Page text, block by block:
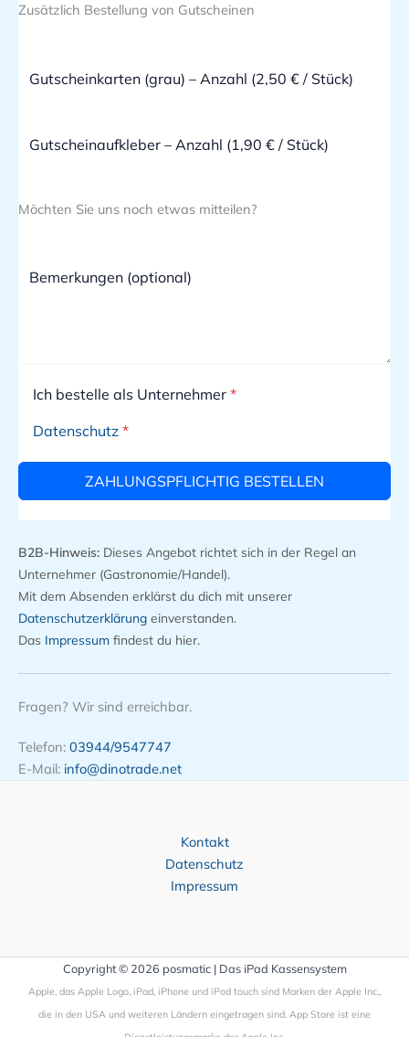
Zusätzlich Bestellung von Gutscheinen
Möchten Sie uns noch etwas mitteilen?
Ich bestelle als Unternehmer *
Datenschutz *
ZAHLUNGSPFLICHTIG BESTELLEN
B2B-Hinweis: Dieses Angebot richtet sich in der Regel an
Unternehmer (Gastronomie/Handel).
Mit dem Absenden erklärst du dich mit unserer
Datenschutzerklärung einverstanden.
Das Impressum findest du hier.
Fragen? Wir sind erreichbar.
Telefon: 03944/9547747
E-Mail: info@dinotrade.net
Kontakt
Datenschutz
Impressum
Copyright © 2026 posmatic | Das iPad Kassensystem
Apple, das Apple Logo, iPad, iPhone und iPod touch sind Marken der Apple Inc.,
die in den USA und weiteren Ländern eingetragen sind. App Store ist eine